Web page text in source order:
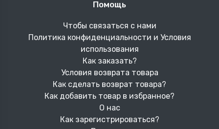
Помощь
Чтобы связаться с нами
Политика конфиденциальности и Условия
использования
Как заказать?
Условия возврата товара
Как сделать возврат товара?
Как добавить товар в избранное?
О нас
Как зарегистрироваться?